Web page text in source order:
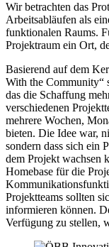
Wir betrachten das
Arbeitsabläufen als
funktionalen Raums.
Projektraum ein Ort,
Basierend auf dem
With the Community“
das die Schaffung
verschiedenen
mehrere Wochen,
bieten. Die Idee war,
sondern dass sich ein
dem Projekt wachsen
Homebase für die
Projektteams sollten
informieren können.
Verfügung zu stellen,